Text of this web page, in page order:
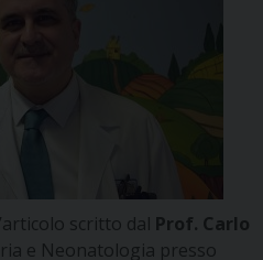
scritto dal Prof. Carlo
e Neonatologia presso